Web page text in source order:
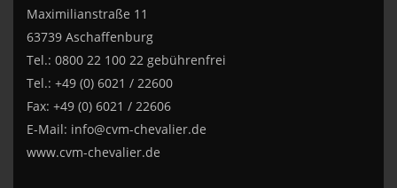
Maximilianstraße 11
63739 Aschaffenburg
Tel.: 0800 22 100 22 gebührenfrei
Tel.: +49 (0) 6021 / 22600
Fax: +49 (0) 6021 / 22606
E-Mail: info@cvm-chevalier.de
www.cvm-chevalier.de